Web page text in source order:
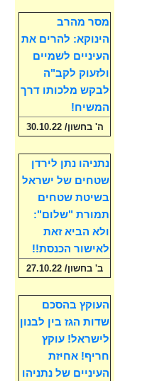
מסר מהרב
הינוקא: להרים את
העיניים לשמיים
ולזעוק לקב"ה
לבקש מלכותו דרך
המשיח!
ה' בחשון/ 30.10.22
נתניהו נתן לירדן
שטחים של ישראל
בשיטת שטחים
תמורת "שלום":
ולא הביא זאת
לאישור הכנסת!!
ב' בחשון/ 27.10.22
העוקץ בהסכם
שדות הגז בין לבנון
לישראל! עוקץ
חריף! אחיזת
העיניים של נתניהו